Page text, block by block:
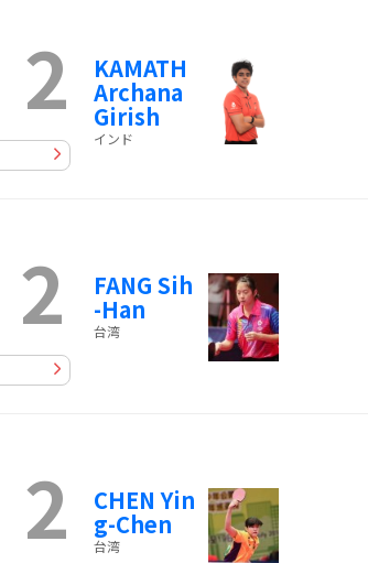
2 KAMATH
Archana
Girish
インド
2 FANG Sih
-Han
台湾
2 CHEN Yin
g-Chen
台湾